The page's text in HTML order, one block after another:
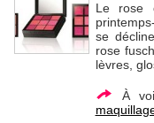
Le rose
se
rose
lèvres,
À